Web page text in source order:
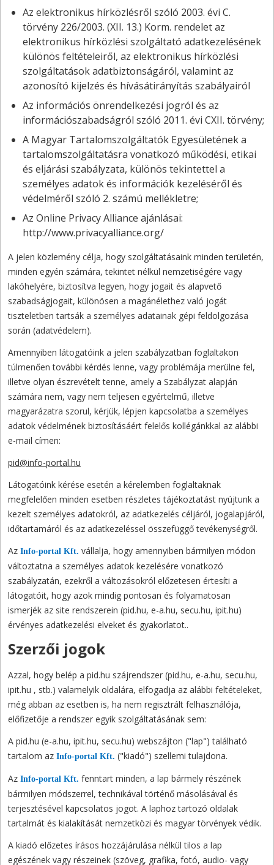
Az elektronikus hírközlésről szóló 2003. évi C.
törvény 226/2003. (XII. 13.) Korm. rendelet az
elektronikus hírközlési szolgáltató adatkezelésének
különös feltételeiről, az elektronikus hírközlési
szolgáltatások adatbiztonságáról, valamint az
azonosító kijelzés és hívásátirányítás szabályairól
Az információs önrendelkezési jogról és az
információszabadságról szóló 2011. évi CXII. törvény;
A Magyar Tartalomszolgáltatók Egyesületének a
tartalomszolgáltatásra vonatkozó működési, etikai
és eljárási szabályzata, különös tekintettel a
személyes adatok és információk kezeléséről és
védelméről szóló 2. számú mellékletre;
Az Online Privacy Alliance ajánlásai:
http://www.privacyalliance.org/
A jelen közlemény célja, hogy szolgáltatásaink minden területén,
minden egyén számára, tekintet nélkül nemzetiségére vagy
lakóhelyére, biztosítva legyen, hogy jogait és alapvető
szabadságjogait, különösen a magánélethez való jogát
tiszteletben tartsák a személyes adatainak gépi feldolgozása
során (adatvédelem).
Amennyiben látogatóink a jelen szabályzatban foglaltakon
túlmenően további kérdés lenne, vagy problémája merülne fel,
illetve olyan észrevételt tenne, amely a Szabályzat alapján
számára nem, vagy nem teljesen egyértelmű, illetve
magyarázatra szorul, kérjük, lépjen kapcsolatba a személyes
adatok védelmének biztosításáért felelős kollégánkkal az alábbi
e-mail címen:
pid@info-portal.hu
Látogatóink kérése esetén a kérelemben foglaltaknak
megfelelően minden esetben részletes tájékoztatást nyújtunk a
kezelt személyes adatokról, az adatkezelés céljáról, jogalapjáról,
időtartamáról és az adatkezeléssel összefüggő tevékenységről.
Az Info-portal Kft. vállalja, hogy amennyiben bármilyen módon
változtatna a személyes adatok kezelésére vonatkozó
szabályzatán, ezekről a változásokról előzetesen értesíti a
látogatóit, hogy azok mindig pontosan és folyamatosan
ismerjék az site rendszerein (pid.hu, e-a.hu, secu.hu, ipit.hu)
érvényes adatkezelési elveket és gyakorlatot..
Szerzői jogok
Azzal, hogy belép a pid.hu szájrendszer (pid.hu, e-a.hu, secu.hu,
ipit.hu , stb.) valamelyik oldalára, elfogadja az alábbi feltételeket,
még abban az esetben is, ha nem regisztrált felhasználója,
előfizetője a rendszer egyik szolgáltatásának sem:
A pid.hu (e-a.hu, ipit.hu, secu.hu) webszájton ("lap") található
tartalom az Info-portal Kft. ("kiadó") szellemi tulajdona.
Az Info-portal Kft. fenntart minden, a lap bármely részének
bármilyen módszerrel, technikával történő másolásával és
terjesztésével kapcsolatos jogot. A laphoz tartozó oldalak
tartalmát és kialakítását nemzetközi és magyar törvények védik.
A kiadó előzetes írásos hozzájárulása nélkül tilos a lap
egészének vagy részeinek (szöveg, grafika, fotó, audio- vagy